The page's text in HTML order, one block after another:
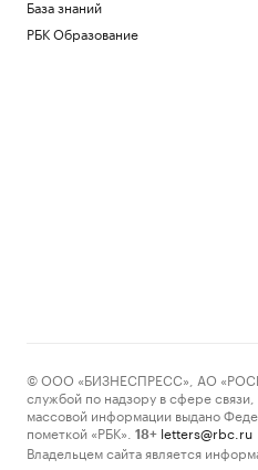
Общество
Трамп заявил о прогрессе в
Матч Первой лиги перенесли из-
проблем с вылетом «Сочи» в
Перешедший в «Лидс» Траффорд
самым дорогим британским
База знаний
РБК Образование
© ООО «БИЗНЕСПРЕСС», АО
службой по надзору в сфере
массовой информации выдано
пометкой «РБК».
18+ letters@rbc.ru
Владельцем сайта является